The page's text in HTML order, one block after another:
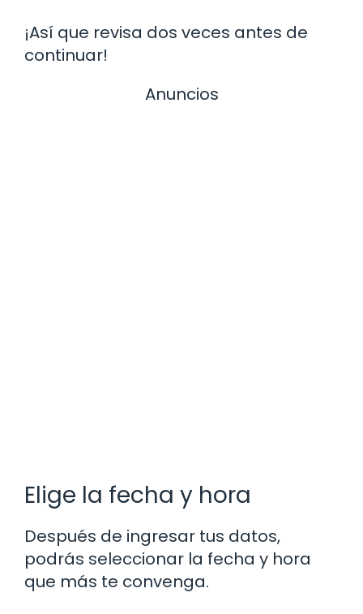
¡Así que revisa dos veces antes de
continuar!
Anuncios
Elige la fecha y hora
Después de ingresar tus datos,
podrás seleccionar la fecha y hora
que más te convenga.